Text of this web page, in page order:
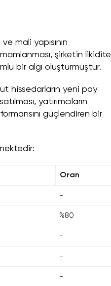
mali yapısının
şirketin likidite
bir algı oluşturmuştur.
hissedarların yeni pay
yatırımcıların
güçlendiren bir
Oran
-
%80
-
-
-